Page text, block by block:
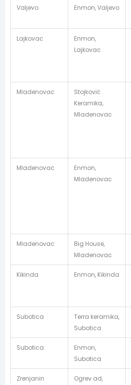
Valjevo Enmon, Valjevo
Lajkovac
Enmon,
Lajkovac
Mladenovac
Stojković
Keramika,
Mladenovac
Mladenovac
Enmon,
Mladenovac
Mladenovac
Big House,
Mladenovac
Kikinda Enmon, Kikinda
Subotica
Terra keramika,
Subotica
Subotica
Enmon,
Subotica
Zrenjanin
Ogrev ad,